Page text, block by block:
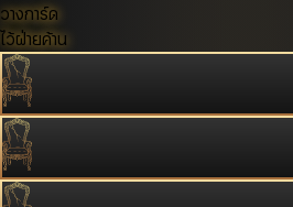
วางการ์ด
ไว้ฝ่ายค้าน